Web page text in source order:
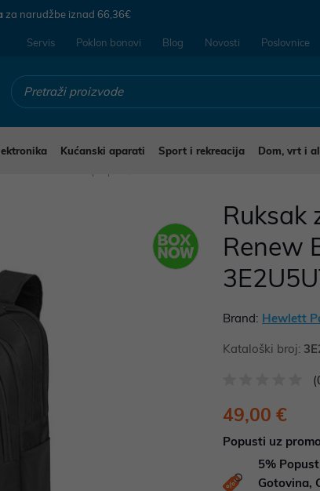
za narudžbe iznad 66,36€
Servis Poklon bonovi Blog Novosti Poslovnice
Kućanski aparati Sport i rekreacija Dom, vrt i
Ruksak
Renew
Brand: Hewlett
Kataloški broj:
49,00 €
Popusti uz
5%
Gotovina,